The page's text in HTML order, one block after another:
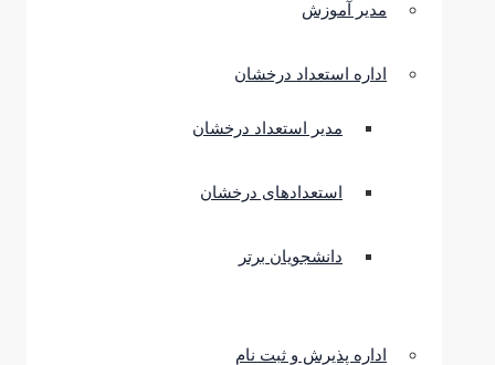
مدیر آموزش
اداره استعداد درخشان
مدیر استعداد درخشان
استعدادهای درخشان
دانشجویان برتر
اداره پذیرش و ثبت نام